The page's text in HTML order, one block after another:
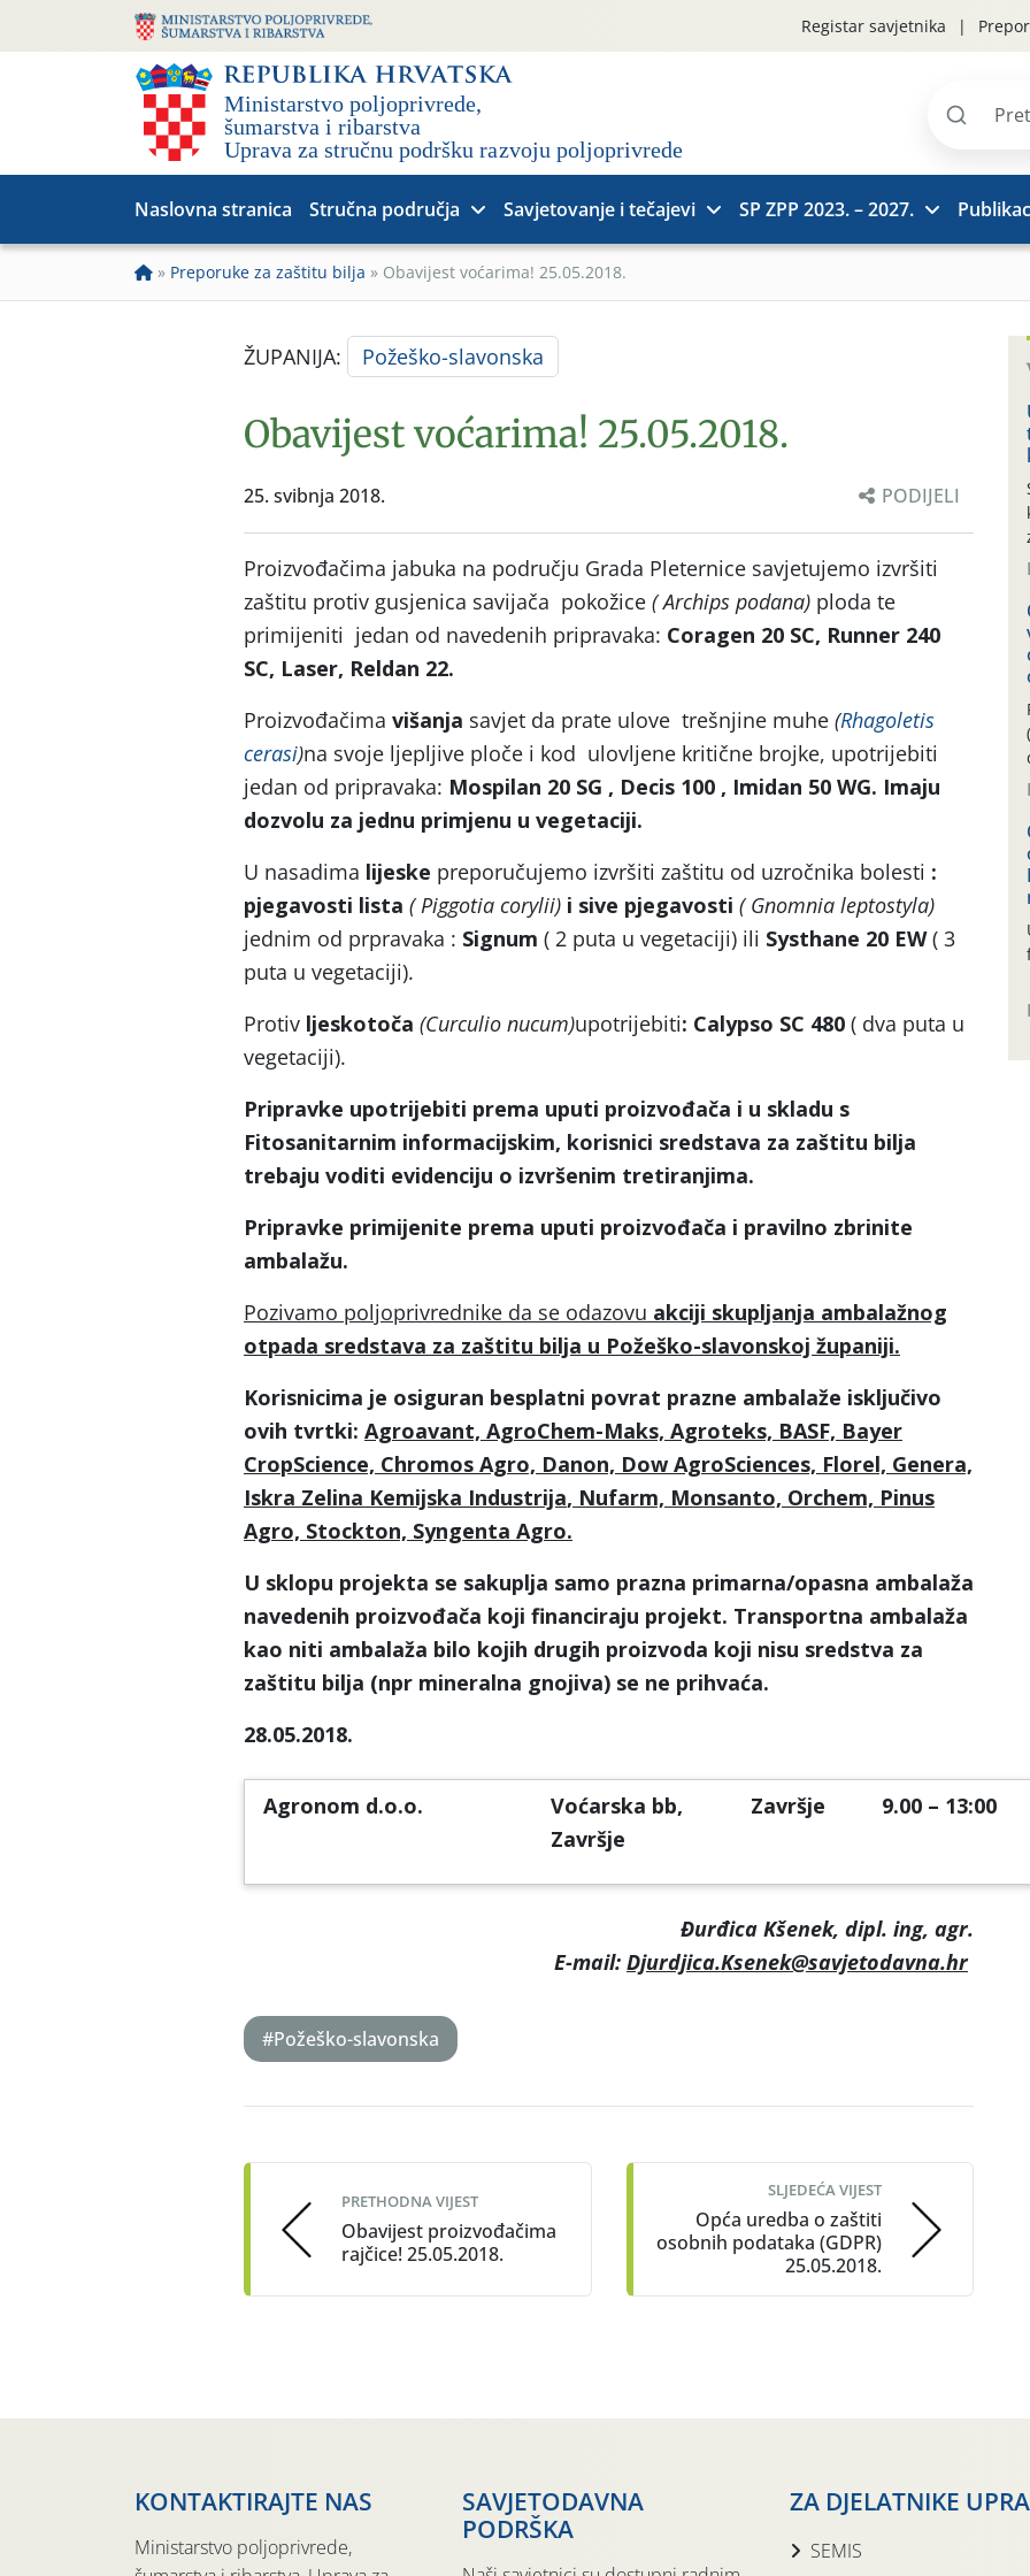
Registar savjetnika
Pretraži
Naslovna stranica Stručna područja Savjetovanje i tečajevi SP ZPP 2023. – 2027.
» Preporuke za zaštitu bilja » Obavijest voćarima! 25.05.2018.
ŽUPANIJA: Požeško-slavonska
Obavijest voćarima! 25.05.2018.
25. svibnja 2018. PODIJELI
Proizvođačima jabuka na području Grada Pleternice savjetujemo izvršiti
zaštitu protiv gusjenica savijača pokožice ( Archips podana) ploda te
primijeniti jedan od navedenih pripravaka: Coragen 20 SC, Runner 240
SC, Laser, Reldan 22.
Proizvođačima višanja savjet da prate ulove trešnjine muhe (Rhagoletis
cerasi)na svoje ljepljive ploče i kod ulovljene kritične brojke, upotrijebiti
jedan od pripravaka: Mospilan 20 SG , Decis 100 , Imidan 50 WG. Imaju
dozvolu za jednu primjenu u vegetaciji.
U nasadima lijeske preporučujemo izvršiti zaštitu od uzročnika bolesti :
pjegavosti lista ( Piggotia corylii) i sive pjegavosti ( Gnomnia leptostyla)
jednim od prpravaka : Signum ( 2 puta u vegetaciji) ili Systhane 20 EW( 3
puta u vegetaciji).
Protiv ljeskotoča (Curculio nucum)upotrijebiti: Calypso SC 480 ( dva puta u
vegetaciji).
Pripravke upotrijebiti prema uputi proizvođača i u skladu s
Fitosanitarnim informacijskim, korisnici sredstava za zaštitu bilja
trebaju voditi evidenciju o izvršenim tretiranjima.
Pripravke primijenite prema uputi proizvođača i pravilno zbrinite
ambalažu.
Pozivamo poljoprivrednike da se odazovu akciji skupljanja ambalažnog
otpada sredstava za zaštitu bilja u Požeško-slavonskoj županiji.
Korisnicima je osiguran besplatni povrat prazne ambalaže isključivo
ovih tvrtki: Agroavant, AgroChem-Maks, Agroteks, BASF, Bayer
CropScience, Chromos Agro, Danon, Dow AgroSciences, Florel, Genera,
Iskra Zelina Kemijska Industrija, Nufarm, Monsanto, Orchem, Pinus
Agro, Stockton, Syngenta Agro.
U sklopu projekta se sakuplja samo prazna primarna/opasna ambalaža
navedenih proizvođača koji financiraju projekt. Transportna ambalaža
kao niti ambalaža bilo kojih drugih proizvoda koji nisu sredstva za
zaštitu bilja (npr mineralna gnojiva) se ne prihvaća.
28.05.2018.
Agronom d.o.o.
Voćarska bb,
Završje
Završje 9.00 – 13:00
Đurđica Kšenek, dipl. ing, agr.
E-mail: Djurdjica.Ksenek@savjetodavna.hr
#Požeško-slavonska
navigation
PRETHODNA VIJEST
Obavijest proizvođačima
rajčice! 25.05.2018.
SLJEDEĆA VIJEST
Opća uredba o zaštiti
osobnih podataka (GDPR)
25.05.2018.
KONTAKTIRAJTE NAS
Ministarstvo poljoprivrede,
SAVJETODAVNA
PODRŠKA
ZA DJELATNIKE
SEMIS